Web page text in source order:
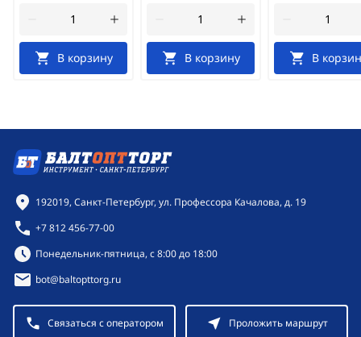
В корзину В корзину В
Контактная информация
192019, Санкт-Петербург, ул. Профессора Качалова, д. 19
+7 812 456-77-00
Режим работы:
Понедельник-пятница, с 8:00 до 18:00
bot@baltopttorg.ru
Связаться с оператором Проложить маршрут